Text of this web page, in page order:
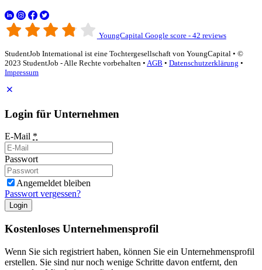
YoungCapital Google score - 42 reviews
StudentJob International ist eine Tochtergesellschaft von YoungCapital • ©
2023 StudentJob - Alle Rechte vorbehalten • AGB • Datenschutzerklärung •
Impressum
Login für Unternehmen
E-Mail *
Passwort
Angemeldet bleiben
Passwort vergessen?
Login
Kostenloses Unternehmensprofil
Wenn Sie sich registriert haben, können Sie ein Unternehmensprofil
erstellen. Sie sind nur noch wenige Schritte davon entfernt, den